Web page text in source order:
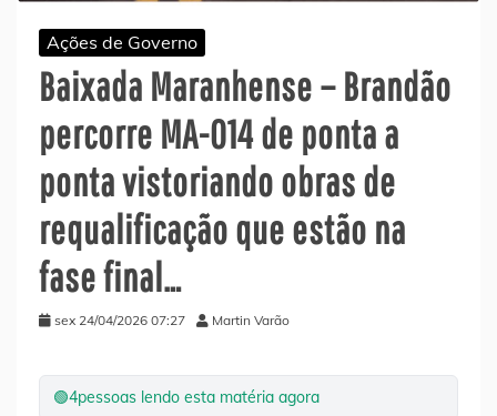
Ações de Governo
Baixada Maranhense – Brandão
percorre MA-014 de ponta a
ponta vistoriando obras de
requalificação que estão na
fase final…
sex 24/04/2026 07:27 Martin Varão
🟢4pessoas lendo esta matéria agora